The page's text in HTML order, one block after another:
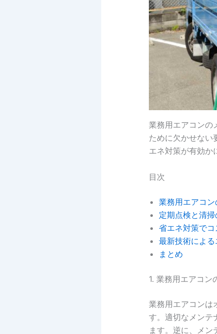
業務用エアコンの
ために欠かせない
エネ対策が有効か
目次
業務用エアコ
定期点検と清掃
省エネ対策で
最新技術によ
まとめ
1. 業務用エアコン
業務用エアコンは
す。適切なメンテ
ます。逆に、メ